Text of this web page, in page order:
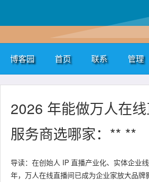
博客园 首页 联系 管理
2026 年能做万人在
服务商选哪家：** **
导读：在创始人 IP 直播产业化、实体企业
年，万人在线直播间已成为企业家放大品牌